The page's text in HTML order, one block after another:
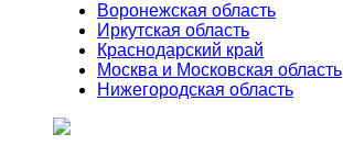
Воронежская область
Иркутская область
Краснодарский край
Москва и Московская область
Нижегородская область